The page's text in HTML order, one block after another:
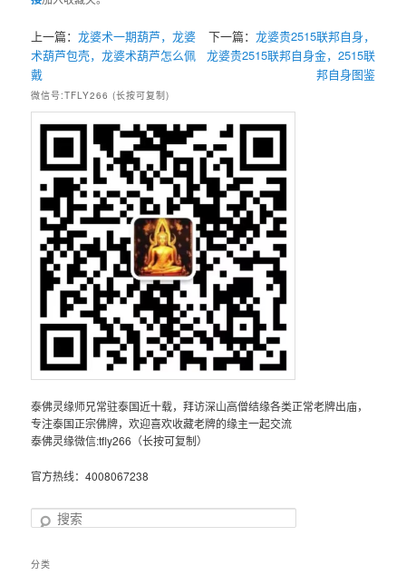
上一篇：龙婆术一期葫芦，龙婆
术葫芦包壳，龙婆术葫芦怎么佩
戴
下一篇： 龙婆贵2515联邦自身，
龙婆贵2515联邦自身金，2515联
邦自身图鉴
微信号:TFLY266 (长按可复制)
泰佛灵缘师兄常驻泰国近十载，拜访深山高僧结缘各类正常老牌出庙，
专注泰国正宗佛牌，欢迎喜欢收藏老牌的缘主一起交流
泰佛灵缘微信:tfly266（长按可复制）
官方热线：4008067238
搜
分类